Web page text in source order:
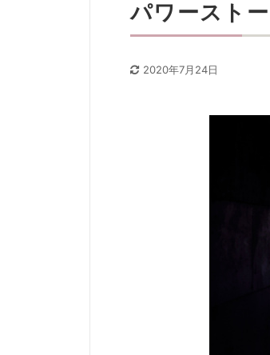
パワースト
2020年7月24日